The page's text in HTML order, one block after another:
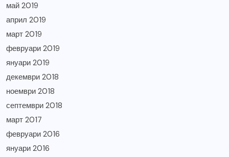
май 2019
април 2019
март 2019
февруари 2019
януари 2019
декември 2018
ноември 2018
септември 2018
март 2017
февруари 2016
януари 2016